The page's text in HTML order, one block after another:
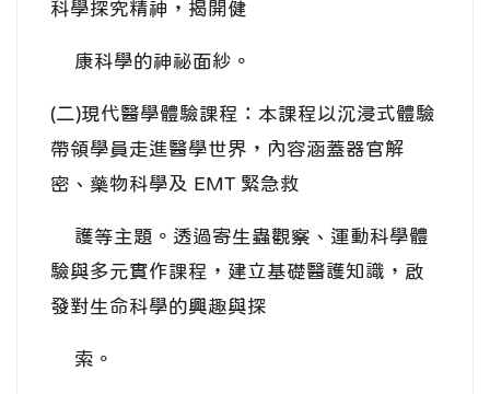
科學探究精神，揭開健
康科學的神祕面紗。
(二)現代醫學體驗課程：本課程以沉浸式體驗
帶領學員走進醫學世界，內容涵蓋器官解
密、藥物科學及 EMT 緊急救
護等主題。透過寄生蟲觀察、運動科學體
驗與多元實作課程，建立基礎醫護知識，啟
發對生命科學的興趣與探
索。